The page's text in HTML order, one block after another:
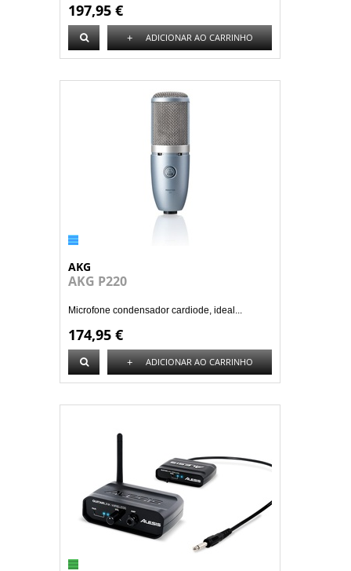
197,95 €
+ ADICIONAR AO CARRINHO
AKG
AKG P220
Microfone condensador cardiode, ideal...
174,95 €
+ ADICIONAR AO CARRINHO